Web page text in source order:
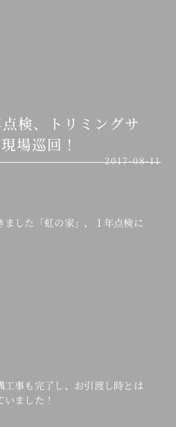
点検、トリミングサ
場巡回！
2017-08-11
ました「虹の家」、１年点検に
工事も完了し、お引渡し時とは
ました！